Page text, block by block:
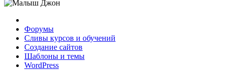
Форумы
Сливы курсов и обучений
Создание сайтов
Шаблоны и темы
WordPress